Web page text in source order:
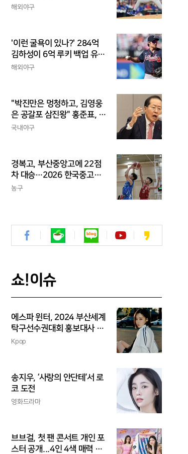
최다 5연패
해외야구
'이런 굴욕이 있나?' 284억
김하성이 6억 루키 백업 유격
수라니...자비스, 수비도 김하
해외야구
"박진만은 멍청하고, 김영웅
은 공갈포 삼진왕" 홍준표, 또
삼성 저격..."무사 만루에 플
국내야구
경복고, 부산중앙고에 22점
차 대승…2026 한국중고농
구 주말리그 왕중왕전 첫 승
농구
쇼!이슈
에스파 윈터, 2024 부산세계
탁구선수권대회 홍보대사 위
촉
Kpop
송지우, ‘사랑의 안단테’서 로
코 도전
영화드라마
브브걸, 첫 팬 콘서트 개인 포
스터 공개...4인 4색 매력 발